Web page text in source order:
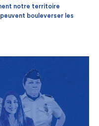
notre territoire
bouleverser les